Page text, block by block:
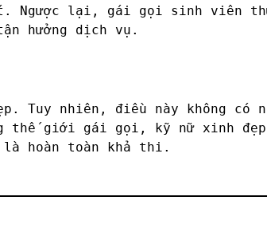
Ngược lại, gái gọi sinh viên
hưởng dịch vụ.
Tuy nhiên, điều này không có
thế giới gái gọi, kỹ nữ xinh
là hoàn toàn khả thi.